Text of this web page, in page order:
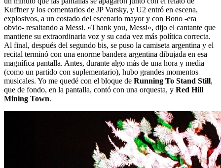
Kuffner y los comentarios de JP Varsky, y U2 entró en escena,
explosivos, a un costado del escenario mayor y con Bono -era
obvio- resaltando a Messi. «Thank you, Messi», dijo el cantante que
mantiene su extraordinaria voz y su cada vez más política correcta.
Al final, después del segundo bis, se puso la camiseta argentina y el
recital terminó con una enorme bandera argentina dibujada en esa
magnífica pantalla. Antes, durante algo más de una hora y media
(como un partido con suplementario), hubo grandes momentos
musicales. Yo me quedé con el bloque de Running To Stand Still,
que de fondo, en la pantalla, contó con una orquesta, y Red Hill
Mining Town.